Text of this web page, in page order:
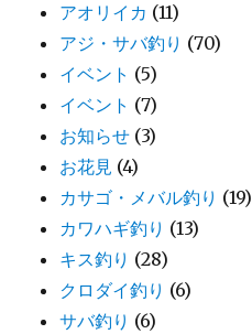
アオリイカ (11)
アジ・サバ釣り (70)
イベント (5)
イベント (7)
お知らせ (3)
お花見 (4)
カサゴ・メバル釣り (19)
カワハギ釣り (13)
キス釣り (28)
クロダイ釣り (6)
サバ釣り (6)